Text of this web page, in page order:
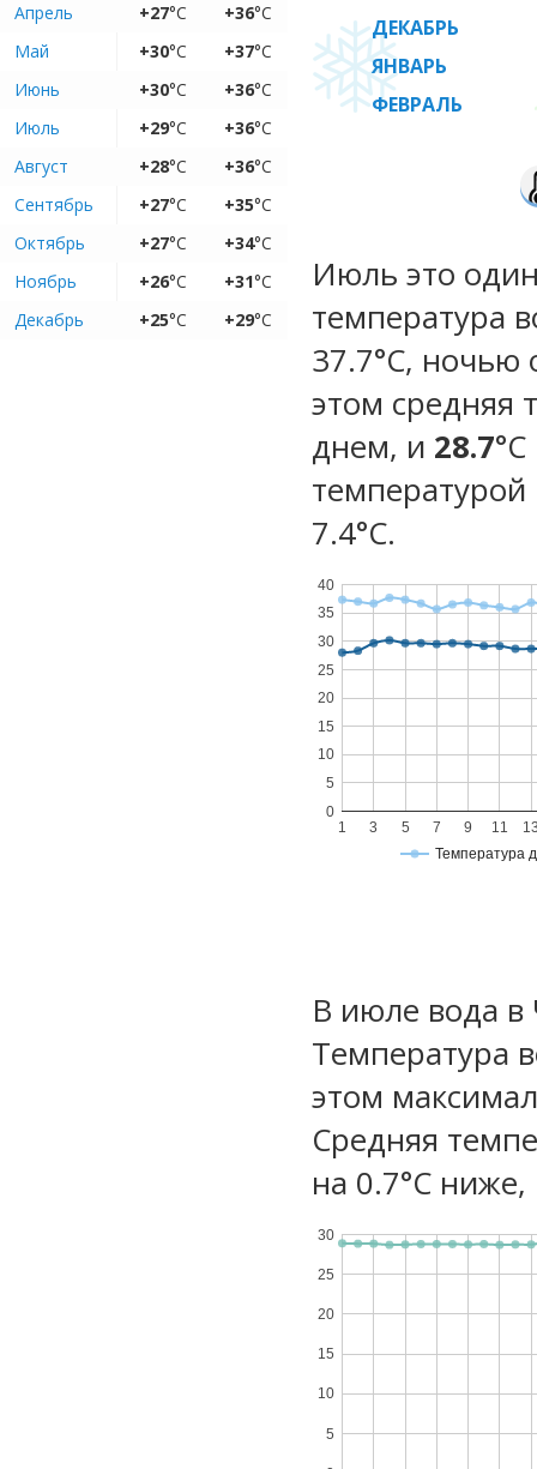
Апрель
+27°C +36°C
Май
+30°C +37°C
Июнь
+30°C +36°C
Июль
+29°C +36°C
Август
+28°C +36°C
Сентябрь
+27°C +35°C
Октябрь
+27°C +34°C
Ноябрь
+26°C +31°C
Декабрь
+25°C +29°C
ДЕКАБРЬ
ЯНВАРЬ
ФЕВРАЛЬ
Июль это
температура
37.7°C, ночью
этом средняя
днем, и 28.7
температурой
7.4°С.
Температура
1 3 5 7 9 11
0
5
10
15
20
25
30
35
40
В июле вода в
Температура
этом
Средняя
на 0.7°C
5
10
15
20
25
30